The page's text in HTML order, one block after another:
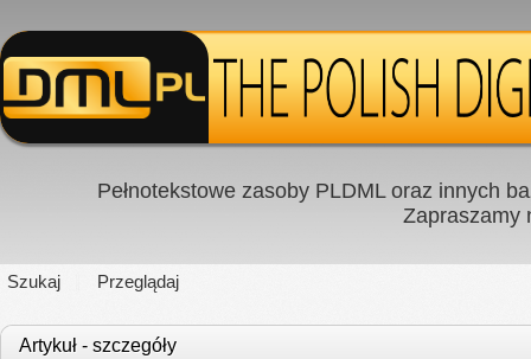
Pełnotekstowe zasoby PLDML oraz innych
Zapraszamy
Szukaj Przeglądaj
Artykuł - szczegóły